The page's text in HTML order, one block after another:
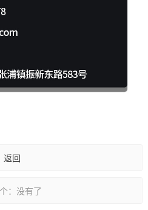
返回
：没有了